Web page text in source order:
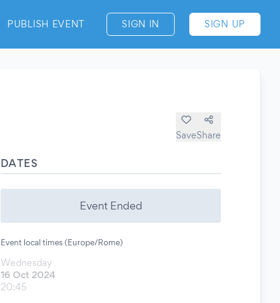
PUBLISH EVENT SIGN IN SIGN UP
SaveShare
DATES
Event Ended
Event local times (Europe/Rome)
Wednesday
16 Oct 2024
20:45